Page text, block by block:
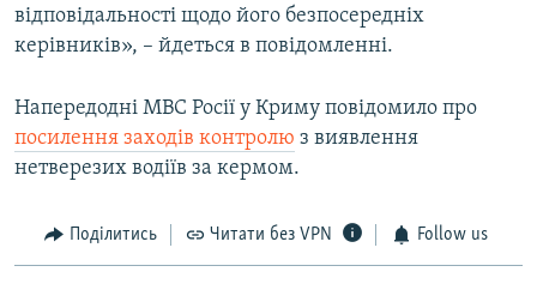
відповідальності щодо його безпосередніх
керівників», – йдеться в повідомленні.
Напередодні МВС Росії у Криму повідомило про
посилення заходів контролю з виявлення
нетверезих водіїв за кермом.
Поділитись Читати без VPN Follow us